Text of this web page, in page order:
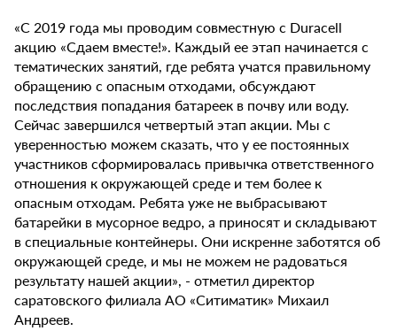
«С 2019 года мы проводим совместную с Duracell
акцию «Сдаем вместе!». Каждый ее этап начинается с
тематических занятий, где ребята учатся правильному
обращению с опасным отходами, обсуждают
последствия попадания батареек в почву или воду.
Сейчас завершился четвертый этап акции. Мы с
уверенностью можем сказать, что у ее постоянных
участников сформировалась привычка ответственного
отношения к окружающей среде и тем более к
опасным отходам. Ребята уже не выбрасывают
батарейки в мусорное ведро, а приносят и складывают
в специальные контейнеры. Они искренне заботятся об
окружающей среде, и мы не можем не радоваться
результату нашей акции», - отметил директор
саратовского филиала АО «Ситиматик» Михаил
Андреев.